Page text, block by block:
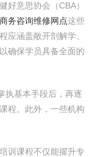
好意思协会（CBA）
务咨询维修网点这些
应涵盖敞开剖解学、
确保学员具备全面的
执基本手段后，再逐
程。此外，一些机构
训课程不仅能擢升专